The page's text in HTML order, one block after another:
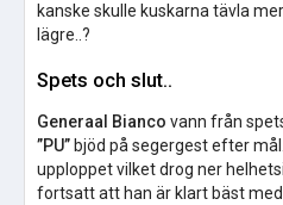
kanske skulle kuskarna tävla
lägre..?
Spets och slut..
Generaal Bianco vann från
”PU” bjöd på segergest efter
upploppet vilket drog ner
fortsatt att han är klart bäst med